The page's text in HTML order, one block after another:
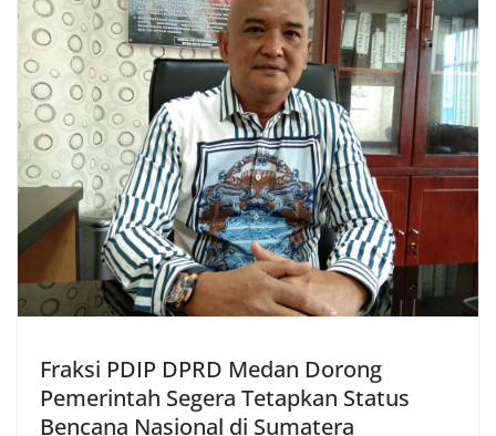
Fraksi PDIP DPRD Medan Dorong
Pemerintah Segera Tetapkan Status
Bencana Nasional di Sumatera